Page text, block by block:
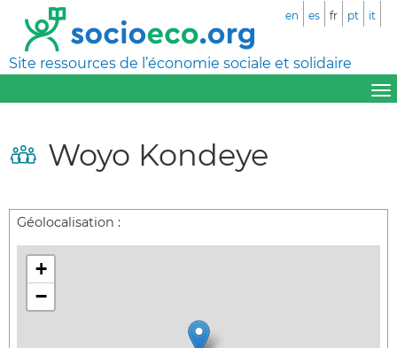
Site ressources de l’économie sociale et solidaire
en es fr pt it
Woyo Kondeye
Géolocalisation :
+
−